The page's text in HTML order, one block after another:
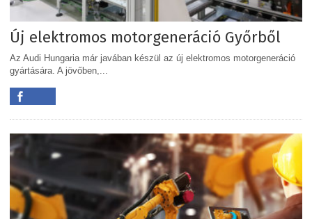
Új elektromos motorgeneráció Győrből
Az Audi Hungaria már javában készül az új elektromos motorgeneráció
gyártására. A jövőben,...